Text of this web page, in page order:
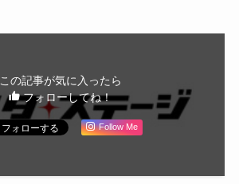
この記事が気に入ったら
フォローしてね！
Follow Me